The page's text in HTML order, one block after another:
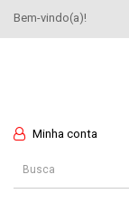
Bem-vindo(a)!
Minha conta